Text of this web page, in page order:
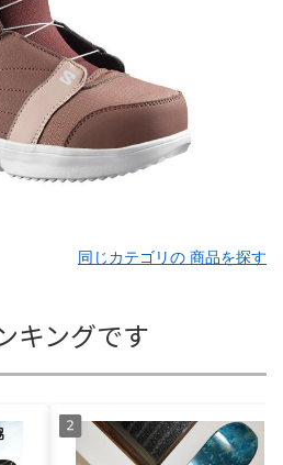
同じカテゴリの 商品を探す
キングです